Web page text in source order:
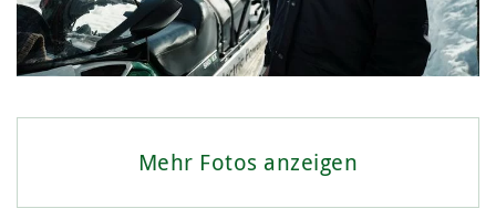
Mehr Fotos anzeigen